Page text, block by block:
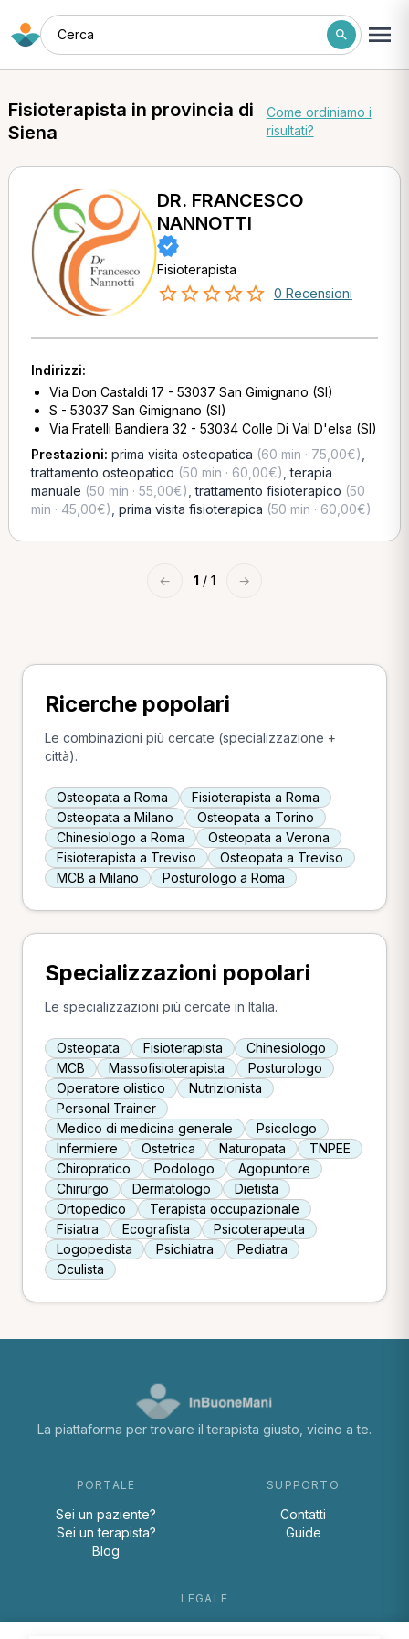
Cerca
Fisioterapista in provincia di
Siena
Come ordiniamo i
risultati?
DR. FRANCESCO
NANNOTTI
Fisioterapista
0 Recensioni
Indirizzi:
Via Don Castaldi 17 - 53037 San Gimignano (SI)
S - 53037 San Gimignano (SI)
Via Fratelli Bandiera 32 - 53034 Colle Di Val D'elsa (SI)
Prestazioni: prima visita osteopatica (60 min · 75,00€)
trattamento osteopatico (50 min · 60,00€) ,terapia
manuale (50 min · 55,00€) ,trattamento fisioterapico (50
min · 45,00€) prima visita fisioterapica (50 min · 60,00€)
← 1 / 1 →
Ricerche popolari
Le combinazioni più cercate (specializzazione +
città).
Osteopata a Roma
Fisioterapista a Roma
Osteopata a Milano
Osteopata a Torino
Chinesiologo a Roma
Osteopata a Verona
Fisioterapista a Treviso
Osteopata a Treviso
MCB a Milano
Posturologo a Roma
Specializzazioni popolari
Le specializzazioni più cercate in Italia.
Osteopata Fisioterapista
Chinesiologo
MCB
Massofisioterapista
Posturologo
Operatore olistico
Nutrizionista
Personal Trainer
Medico di medicina generale
Psicologo
Infermiere
Ostetrica Naturopata
TNPEE
Chiropratico
Podologo
Agopuntore
Chirurgo
Dermatologo
Dietista
Ortopedico
Terapista occupazionale
Fisiatra
Ecografista
Psicoterapeuta
Logopedista
Psichiatra
Pediatra
Oculista
La piattaforma per trovare il terapista giusto, vicino a te.
PORTALE
Sei un paziente?
Sei un terapista?
Blog
SUPPORTO
Contatti
Guide
LEGALE